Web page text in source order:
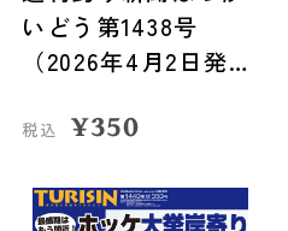
いどう第1438号
（2026年4月2日発
税込 ¥350